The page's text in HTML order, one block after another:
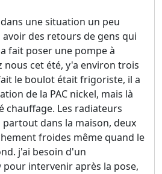
une situation un peu
des retours de gens qui
fait poser une pompe à
nous cet été, y'a environ trois
le boulot était frigoriste, il a
de la PAC nickel, mais là
chauffage. Les radiateurs
dans la maison, deux
froides même quand le
j'ai besoin d'un
pour intervenir après la pose,